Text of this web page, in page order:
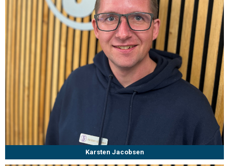
Karsten Jacobsen